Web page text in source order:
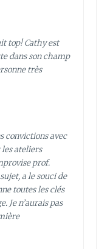
top! Cathy est
dans son champ
très
convictions avec
ateliers
prof.
a le souci de
toutes les clés
Je n’aurais pas